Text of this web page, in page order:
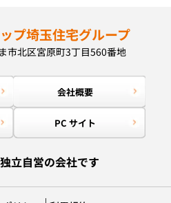
プ埼玉住宅グループ
北区宮原町3丁目560番地
会社概要
PC サイト
立自営の会社です